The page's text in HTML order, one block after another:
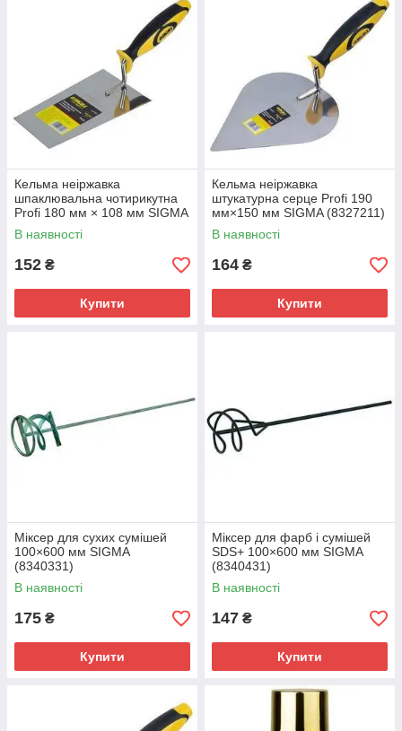
Кельма неіржавка
шпаклювальна чотирикутна
Profi 180 мм × 108 мм SIGMA
(8327141)
В наявності
152 ₴
Купити
Кельма неіржавка
штукатурна серце Profi 190
мм×150 мм SIGMA (8327211)
В наявності
164 ₴
Купити
Міксер для сухих сумішей
100×600 мм SIGMA
(8340331)
В наявності
175 ₴
Купити
Міксер для фарб і сумішей
SDS+ 100×600 мм SIGMA
(8340431)
В наявності
147 ₴
Купити